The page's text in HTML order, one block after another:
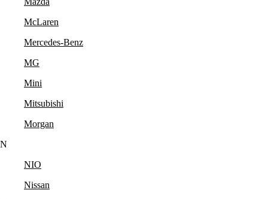
McLaren
Mercedes-Benz
MG
Mini
Mitsubishi
Morgan
N
NIO
Nissan